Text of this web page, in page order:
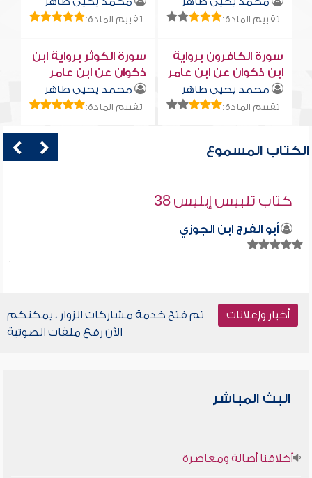
تقييم المادة: تقييم المادة:
سورة الكافرون برواية
ابن ذكوان عن ابن عامر
محمد يحيى طاهر
تقييم المادة:
سورة الكوثر برواية ابن
ذكوان عن ابن عامر
محمد يحيى طاهر
تقييم المادة:
الكتاب المسموع
كتاب تلبيس إبليس 38
أبو الفرج ابن الجوزي
أخبار وإعلانات
تم فتح خدمة مشاركات الزوار ، يمكنكم
الآن رفع ملفات الصوتية
البث المباشر
أخلاقنا أصالة ومعاصرة